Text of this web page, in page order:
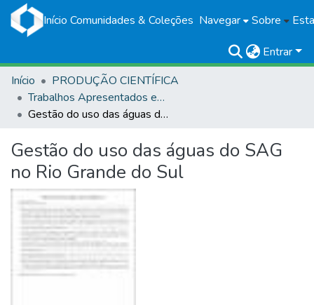
Início Comunidades & Coleções Navegar Sobre
Entrar
Início
PRODUÇÃO CIENTÍFICA
Trabalhos Apresentados em Eventos
Gestão do uso das águas do SAG no Rio Grande do Sul
Gestão do uso das águas do SAG
no Rio Grande do Sul